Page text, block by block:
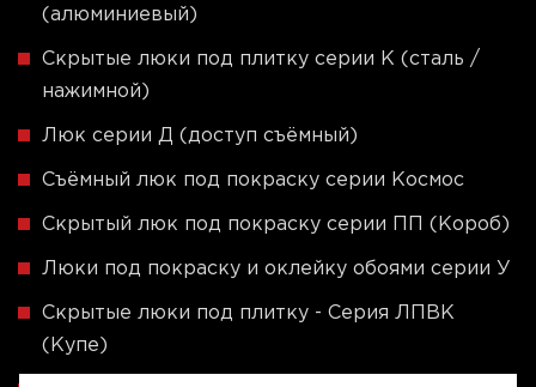
(алюминиевый)
Скрытые люки под плитку серии K (сталь /
нажимной)
Люк серии Д (доступ съёмный)
Съёмный люк под покраску серии Космос
Скрытый люк под покраску серии ПП (Короб)
Люки под покраску и оклейку обоями серии У
Скрытые люки под плитку - Серия ЛПВК
(Купе)